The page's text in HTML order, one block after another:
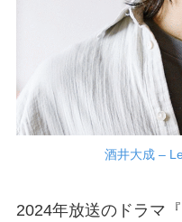
酒井大成 –
2024年放送のドラマ